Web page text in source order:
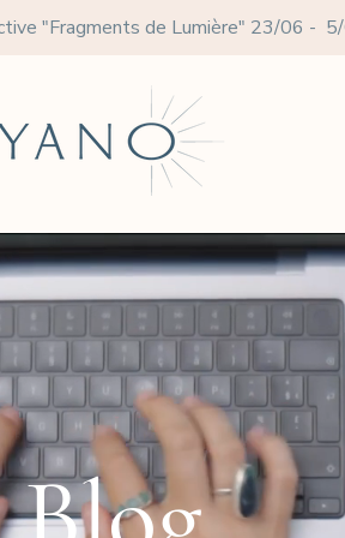
"Fragments de Lumière" 23/06 -